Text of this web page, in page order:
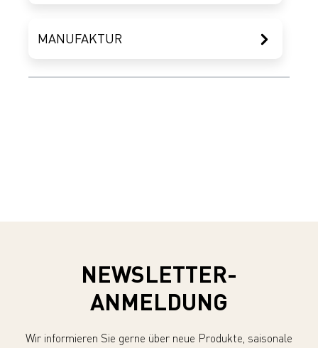
MANUFAKTUR
NEWSLETTER-
ANMELDUNG
Wir informieren Sie gerne über neue Produkte, saisonale